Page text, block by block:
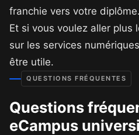
franchie vers votre
Et si vous voulez aller plus
sur les services
être utile.
QUESTIONS FRÉQUENTES
Questions
eCampus